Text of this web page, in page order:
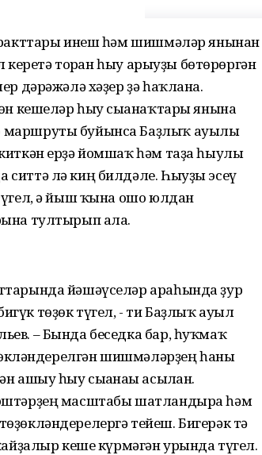
инеш һәм шишмәләр янынан
керетә торған һыу арыуҙы бөтөрөргән
дәрәжәлә хәҙер ҙә һаҡлана.
кешеләр һыу сығанаҡтары янына
маршруты буйынса Баҙлыҡ ауылы
ерҙә йомшаҡ һәм таҙа һыулы
лә киң билдәле. Һыуҙы эсеү
ә йыш ҡына ошо юлдан
тултырып ала.
йәшәүселәр араһында ҙур
төҙөк түгел, - ти Баҙлыҡ ауыл
– Бында беседка бар, һуҡмаҡ
шишмәләрҙең һаны
ашыу һыу сығанағы асылған.
масштабы шатландыра һәм
тейеш. Бигерәк тә
кеше күрмәгән урында түгел.